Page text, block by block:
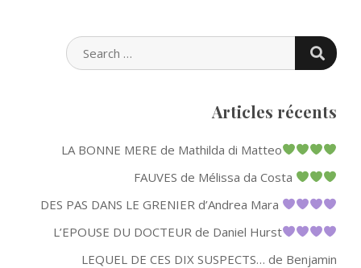
SEARCH
FOR:
Articles récents
LA BONNE MERE de Mathilda di Matteo
FAUVES de Mélissa da Costa
DES PAS DANS LE GRENIER d’Andrea Mara
L’EPOUSE DU DOCTEUR de Daniel Hurst
LEQUEL DE CES DIX SUSPECTS… de Benjamin